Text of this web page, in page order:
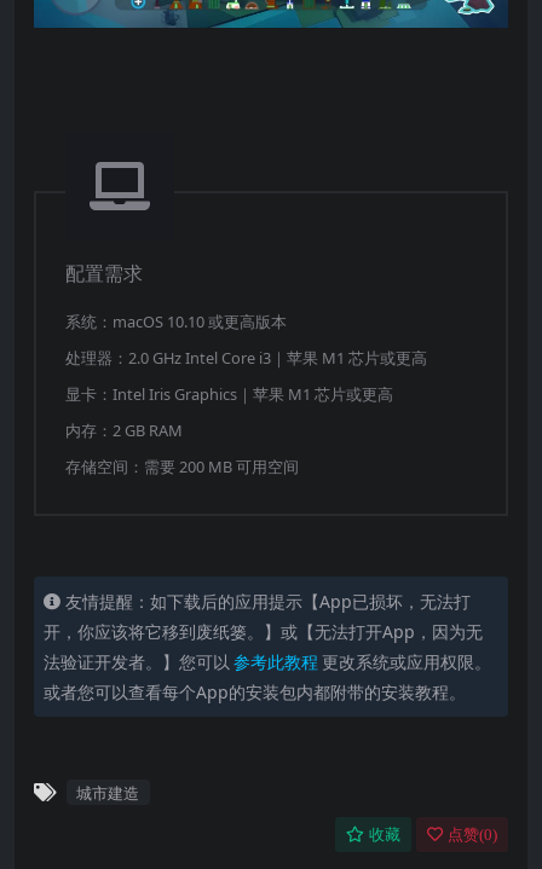
配置需求
系统：macOS 10.10 或更高版本
处理器：2.0 GHz Intel Core i3｜苹果 M1 芯片或更高
显卡：Intel Iris Graphics｜苹果 M1 芯片或更高
内存：2 GB RAM
存储空间：需要 200 MB 可用空间
友情提醒：如下载后的应用提示【App已损坏，无法打
开，你应该将它移到废纸篓。】或【无法打开App，因为无
法验证开发者。】您可以 参考此教程 更改系统或应用权限。
或者您可以查看每个App的安装包内都附带的安装教程。
城市建造
收藏 点赞(0)